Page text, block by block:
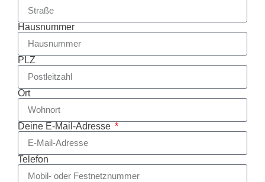
Hausnummer
PLZ
Ort
Deine E-Mail-Adresse
Telefon